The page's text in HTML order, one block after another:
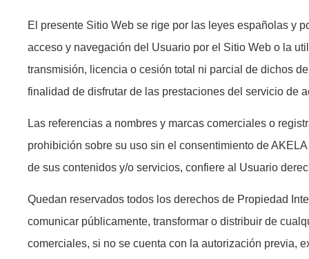
El presente Sitio Web se rige por las leyes españolas y
acceso y navegación del Usuario por el Sitio Web o la
transmisión, licencia o cesión total ni parcial de dichos
finalidad de disfrutar de las prestaciones del servicio de
Las referencias a nombres y marcas comerciales o
prohibición sobre su uso sin el consentimiento de
de sus contenidos y/o servicios, confiere al Usuario
Quedan reservados todos los derechos de Propiedad
comunicar públicamente, transformar o distribuir de
comerciales, si no se cuenta con la autorización previa,